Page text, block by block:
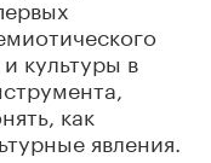
культуры в
как
явления.